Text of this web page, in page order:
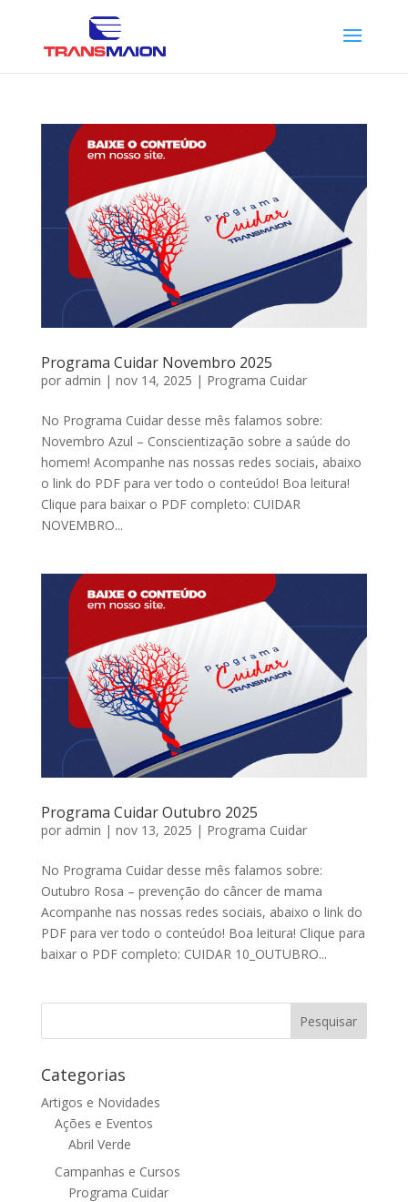
Programa Cuidar Novembro 2025
por admin | nov 14, 2025 | Programa Cuidar
No Programa Cuidar desse mês falamos sobre:
Novembro Azul – Conscientização sobre a saúde do
homem! Acompanhe nas nossas redes sociais, abaixo
o link do PDF para ver todo o conteúdo! Boa leitura!
Clique para baixar o PDF completo: CUIDAR
NOVEMBRO...
Programa Cuidar Outubro 2025
por admin | nov 13, 2025 | Programa Cuidar
No Programa Cuidar desse mês falamos sobre:
Outubro Rosa – prevenção do câncer de mama
Acompanhe nas nossas redes sociais, abaixo o link do
PDF para ver todo o conteúdo! Boa leitura! Clique para
baixar o PDF completo: CUIDAR 10_OUTUBRO...
Categorias
Artigos e Novidades
Ações e Eventos
Abril Verde
Campanhas e Cursos
Programa Cuidar